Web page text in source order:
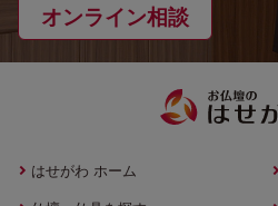
オンライン相談
はせがわ ホーム